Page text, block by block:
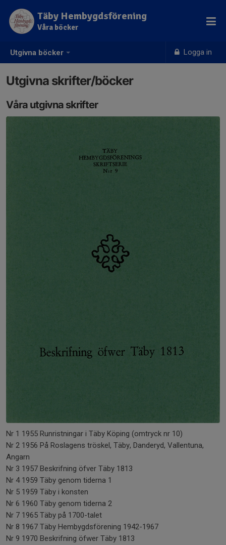
Utgivna böcker Logga in
Täby Hembygdsförening
Våra böcker
Utgivna skrifter/böcker
Våra utgivna skrifter
Nr 1 1955 Runristningar i Täby Köping (omtryck nr 10)
Nr 2 1956 På Roslagens tröskel, Täby, Danderyd, Vallentuna,
Angarn
Nr 3 1957 Beskrifning öfver Täby 1813
Nr 4 1959 Täby genom tiderna 1
Nr 5 1959 Täby i konsten
Nr 6 1960 Täby genom tiderna 2
Nr 7 1965 Täby på 1700-talet
Nr 8 1967 Täby Hembygdsförening 1942-1967
Nr 9 1970 Beskrifning öfwer Täby 1813